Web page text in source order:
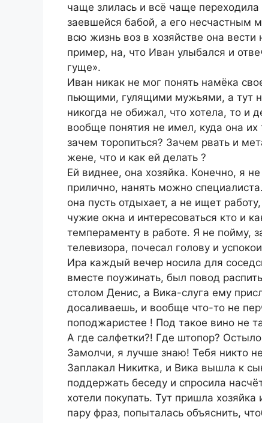
чаще злилась и всё чаще
заевшейся бабой, а его несчастным
всю жизнь воз в хозяйстве она
пример, на, что Иван улыбался и
гуще».
Иван никак не мог понять намёка
пьющими, гулящими мужьями, а тут
никогда не обижал, что хотела, то и
вообще понятия не имел, куда она
зачем торопиться? Зачем рвать и
жене, что и как ей делать ?
Ей виднее, она хозяйка. Конечно, я
прилично, нанять можно
она пусть отдыхает, а не ищет
чужие окна и интересоваться кто и
темпераменту в работе. Я не пойму,
телевизора, почесал голову и
Ира каждый вечер носила для
вместе поужинать, был повод
столом Денис, а Вика-слуга ему
досаливаешь, и вообще что-то не
поподжаристее ! Под такое вино не
А где салфетки?! Где штопор?
Замолчи, я лучше знаю! Тебя никто
Заплакал Никитка, и Вика вышла к
поддержать беседу и спросила
хотели покупать. Тут пришла
пару фраз, попыталась объяснить,